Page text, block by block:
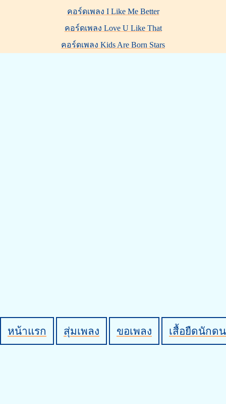
คอร์ดเพลง I Like Me Better
คอร์ดเพลง Love U Like That
คอร์ดเพลง Kids Are Born Stars
หน้าแรก สุ่มเพลง ขอเพลง เสื้อยืดนักด